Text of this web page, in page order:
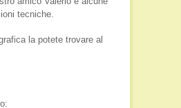
tecniche.
la potete trovare al